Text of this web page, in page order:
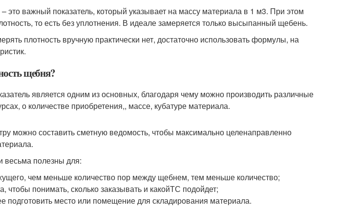
это важный показатель, который указывает на массу материала в 1 м3. При этом
то есть без уплотнения. В идеале замеряется только высыпанный щебень.
плотность вручную практически нет, достаточно использовать формулы, на
щебня?
является одним из основных, благодаря чему можно производить различные
о количестве приобретения,, массе, кубатуре материала.
можно составить сметную ведомость, чтобы максимально целенаправленно
весьма полезны для:
чем меньше количество пор между щебнем, тем меньше количество;
чтобы понимать, сколько заказывать и какойТС подойдет;
подготовить место или помещение для складирования материала.